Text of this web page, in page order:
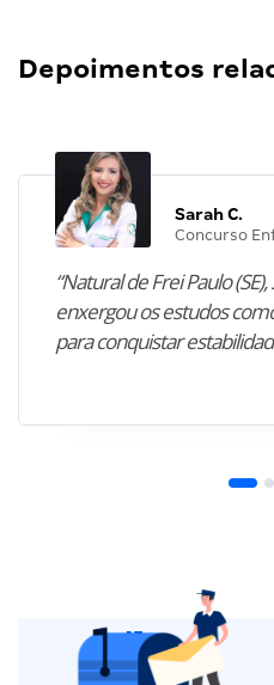
Depoimentos
Sarah C.
Concurso
“Natural de Frei Paulo
enxergou os estudos
para conquistar